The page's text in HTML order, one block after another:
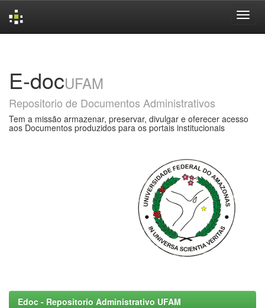
E-docUFAM
Repositorio de Documentos Administrativos
Tem a missão armazenar, preservar, divulgar e oferecer acesso
aos Documentos produzidos para os portais institucionais
Edoc - Repositorio Administrativo UFAM